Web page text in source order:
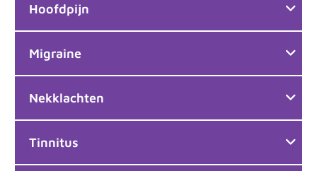
Hoofdpijn
Migraine
Nekklachten
Tinnitus